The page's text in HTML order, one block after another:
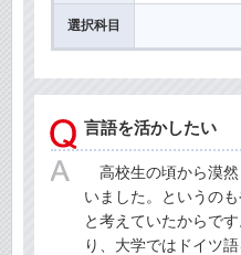
選択科目
言語を活かしたい
高校生の頃から漠然
いました。というの
と考えていたからで
り、大学ではドイツ